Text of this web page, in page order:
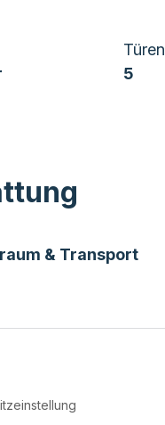
Türen
5
& Transport